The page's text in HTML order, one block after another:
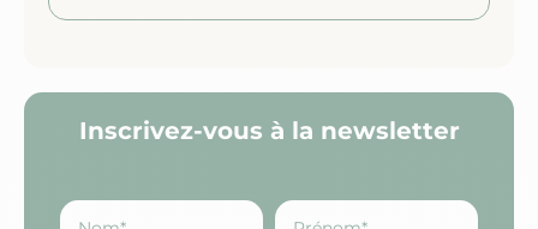
Inscrivez-vous à la newsletter